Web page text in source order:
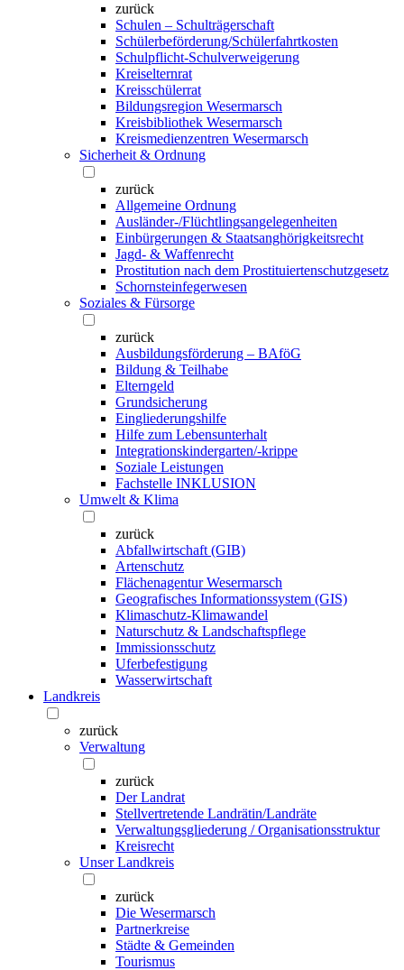
zurück
Schulen – Schulträgerschaft
Schülerbeförderung/Schülerfahrtkosten
Schulpflicht-Schulverweigerung
Kreiselternrat
Kreisschülerrat
Bildungsregion Wesermarsch
Kreisbibliothek Wesermarsch
Kreismedienzentren Wesermarsch
Sicherheit & Ordnung
zurück
Allgemeine Ordnung
Ausländer-/Flüchtlingsangelegenheiten
Einbürgerungen & Staatsanghörigkeitsrecht
Jagd- & Waffenrecht
Prostitution nach dem Prostituiertenschutzgesetz
Schornsteinfegerwesen
Soziales & Fürsorge
zurück
Ausbildungsförderung – BAföG
Bildung & Teilhabe
Elterngeld
Grundsicherung
Eingliederungshilfe
Hilfe zum Lebensunterhalt
Integrationskindergarten/-krippe
Soziale Leistungen
Fachstelle INKLUSION
Umwelt & Klima
zurück
Abfallwirtschaft (GIB)
Artenschutz
Flächenagentur Wesermarsch
Geografisches Informationssystem (GIS)
Klimaschutz-Klimawandel
Naturschutz & Landschaftspflege
Immissionsschutz
Uferbefestigung
Wasserwirtschaft
Landkreis
zurück
Verwaltung
zurück
Der Landrat
Stellvertretende Landrätin/Landräte
Verwaltungsgliederung / Organisationsstruktur
Kreisrecht
Unser Landkreis
zurück
Die Wesermarsch
Partnerkreise
Städte & Gemeinden
Tourismus